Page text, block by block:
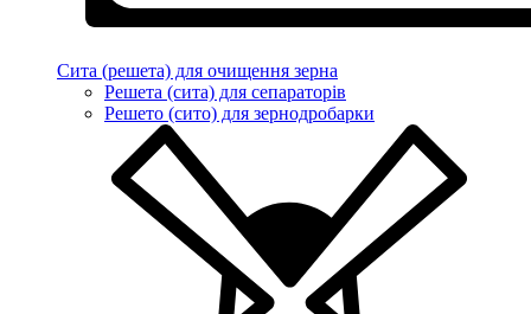
Сита (решета) для очищення зерна
Решета (сита) для сепараторів
Решето (сито) для зернодробарки